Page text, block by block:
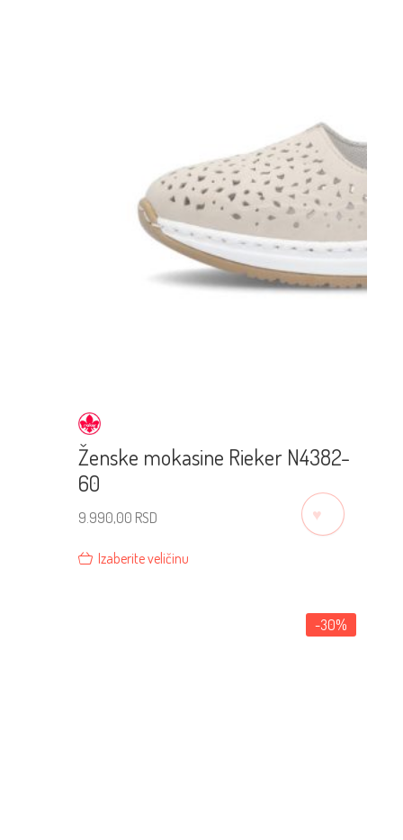
Ženske mokasine Rieker N4382-
60
9.990,00 RSD
Izaberite veličinu
-30%